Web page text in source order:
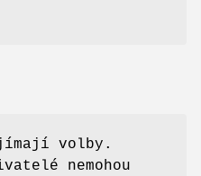
volby.
nemohou